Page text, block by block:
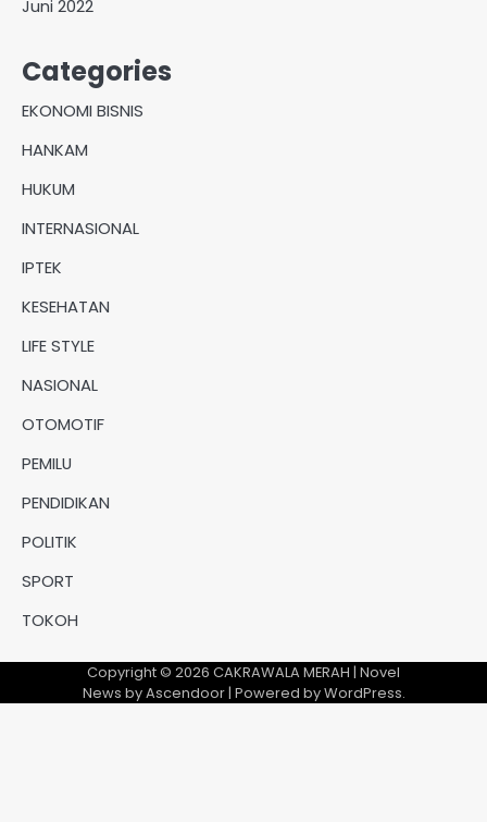
Juni 2022
Categories
EKONOMI BISNIS
HANKAM
HUKUM
INTERNASIONAL
IPTEK
KESEHATAN
LIFE STYLE
NASIONAL
OTOMOTIF
PEMILU
PENDIDIKAN
POLITIK
SPORT
TOKOH
Copyright © 2026 CAKRAWALA MERAH | Novel
News byAscendoor| Powered byWordPress.